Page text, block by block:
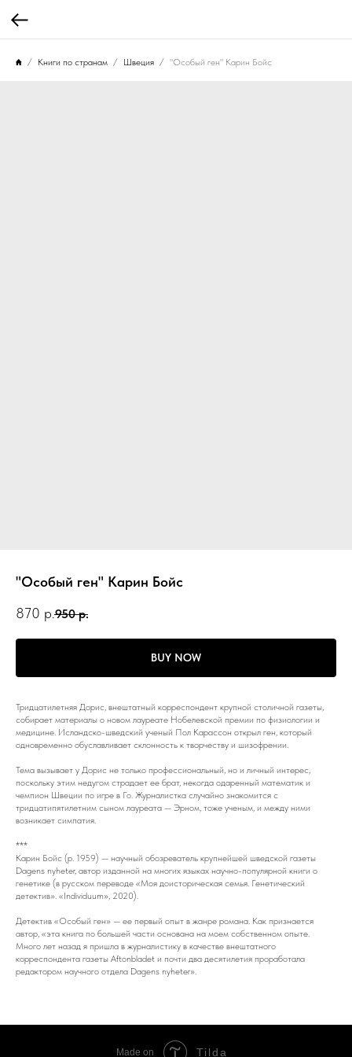
Книги по странам Швеция "Особый ген" Карин Бойс
"Особый ген" Карин Бойс
870 р.950 р.
BUY NOW
Тридцатилетняя Дорис, внештатный корреспондент крупной столичной газеты,
собирает материалы о новом лауреате Нобелевской премии по физиологии и
медицине. Исландско-шведский ученый Пол Карассон открыл ген, который
одновременно обуславливает склонность к творчеству и шизофрении.
Тема вызывает у Дорис не только профессиональный, но и личный интерес,
поскольку этим недугом страдает ее брат, некогда одаренный математик и
чемпион Швеции по игре в Го. Журналистка случайно знакомится с
тридцатипятилетним сыном лауреата — Эрном, тоже ученым, и между ними
возникает симпатия.
***
Карин Бойс (р. 1959) — научный обозреватель крупнейшей шведской газеты
Dagens nyheter, автор изданной на многих языках научно-популярной книги о
генетике (в русском переводе «Моя доисторическая семья. Генетический
детектив». «Individuum», 2020).
Детектив «Особый ген» — ее первый опыт в жанре романа. Как признается
автор, «эта книга по большей части основана на моем собственном опыте.
Много лет назад я пришла в журналистику в качестве внештатного
корреспондента газеты Aftonbladet и почти два десятилетия проработала
редактором научного отдела Dagens nyheter».
Made on Tilda